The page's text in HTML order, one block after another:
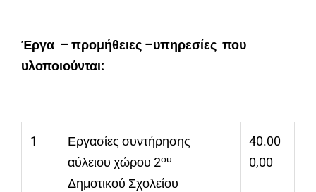
Έργα – προμήθειες –υπηρεσίες που
υλοποιούνται:
1
Εργασίες συντήρησης
αύλειου χώρου 2ου
Δημοτικού Σχολείου
40.00
0,00